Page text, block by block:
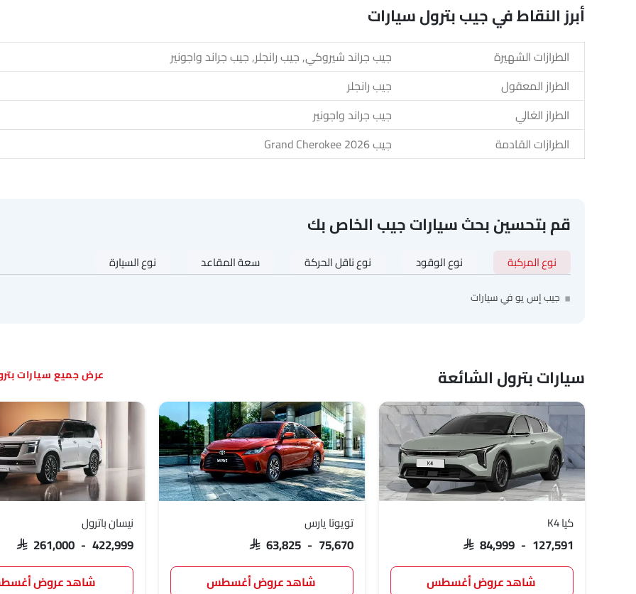
أبرز النقاط في جيب بترول سيارات
الطرازات الشهيرة
جيب جراند شيروكي, جيب رانجلر, جيب جراند واجونير
الطراز المعقول
جيب رانجلر
الطراز الغالي
جيب جراند واجونير
الطرازات القادمة
جيب Grand Cherokee 2026
قم بتحسين بحث سيارات جيب الخاص بك
نوع المركبة نوع الوقود نوع ناقل الحركة سعة المقاعد نوع السيارة
جيب إس يو في سيارات
سيارات بترول الشائعة
كيا K4
SAR 84,999 - 127,591
شاهد عروض أغسطس
تويوتا يارس
SAR 63,825 - 75,670
شاهد عروض أغسطس
نيسان باترول
SAR 261,000 - 422,999
شاهد عروض
سيارات